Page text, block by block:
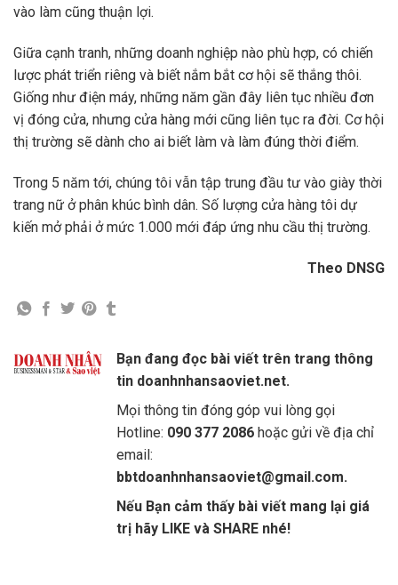
vào làm cũng thuận lợi.
Giữa cạnh tranh, những doanh nghiệp nào phù hợp, có chiến
lược phát triển riêng và biết nắm bắt cơ hội sẽ thắng thôi.
Giống như điện máy, những năm gần đây liên tục nhiều đơn
vị đóng cửa, nhưng cửa hàng mới cũng liên tục ra đời. Cơ hội
thị trường sẽ dành cho ai biết làm và làm đúng thời điểm.
Trong 5 năm tới, chúng tôi vẫn tập trung đầu tư vào giày thời
trang nữ ở phân khúc bình dân. Số lượng cửa hàng tôi dự
kiến mở phải ở mức 1.000 mới đáp ứng nhu cầu thị trường.
Theo DNSG
Bạn đang đọc bài viết trên trang thông
tin doanhnhansaoviet.net.
Mọi thông tin đóng góp vui lòng gọi
Hotline: 090 377 2086 hoặc gửi về địa chỉ
email:
bbtdoanhnhansaoviet@gmail.com.
Nếu Bạn cảm thấy bài viết mang lại giá
trị hãy LIKE và SHARE nhé!